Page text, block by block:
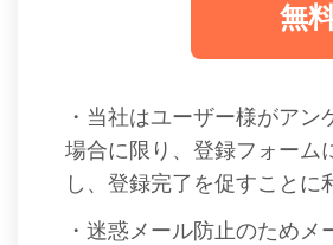
無
・当社はユーザー様がア
場合に限り、登録フォーム
し、登録完了を促すこと
・迷惑メール防止のため